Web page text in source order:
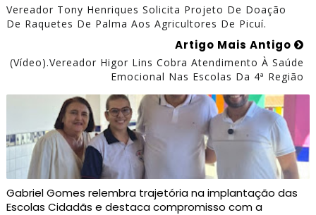
Vereador Tony Henriques Solicita Projeto De Doação
De Raquetes De Palma Aos Agricultores De Picuí.
Artigo Mais Antigo
(Vídeo).Vereador Higor Lins Cobra Atendimento À Saúde
Emocional Nas Escolas Da 4ª Região
Gabriel Gomes relembra trajetória na implantação das
Escolas Cidadãs e destaca compromisso com a